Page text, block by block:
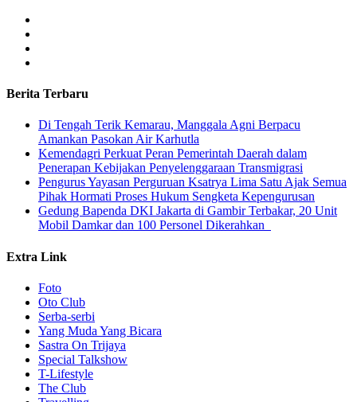
Berita Terbaru
​Di Tengah Terik Kemarau, Manggala Agni Berpacu
Amankan Pasokan Air Karhutla
Kemendagri Perkuat Peran Pemerintah Daerah dalam
Penerapan Kebijakan Penyelenggaraan Transmigrasi
Pengurus Yayasan Perguruan Ksatrya Lima Satu Ajak Semua
Pihak Hormati Proses Hukum Sengketa Kepengurusan
Gedung Bapenda DKI Jakarta di Gambir Terbakar, 20 Unit
Mobil Damkar dan 100 Personel Dikerahkan
Extra Link
Foto
Oto Club
Serba-serbi
Yang Muda Yang Bicara
Sastra On Trijaya
Special Talkshow
T-Lifestyle
The Club